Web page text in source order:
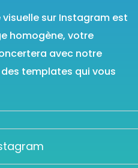
sur Instagram est
homogène, votre
avec notre
templates qui vous